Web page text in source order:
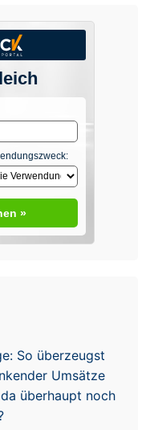
»
So überzeugst
Umsätze
überhaupt noch